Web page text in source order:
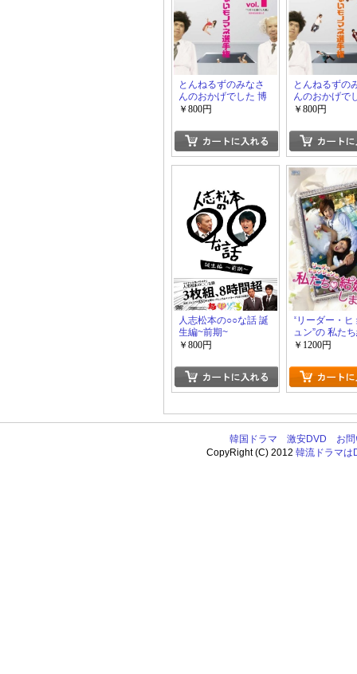
とんねるずのみなさ
んのおかげでした 博
士と助手 細かすぎて
選手権 vol.1-vol.3
￥800円
とんねるずの
んのおかげで
士と助手 細か
選手権 vol.4-
￥800円
人志松本の○○な話 誕
生編~前期~
￥800円
“リーダー・
ュン”の 私た
ました-コレ
￥1200円
韓国ドラマ 激安DVD
お
CopyRight (C) 2012韓流ドラマは